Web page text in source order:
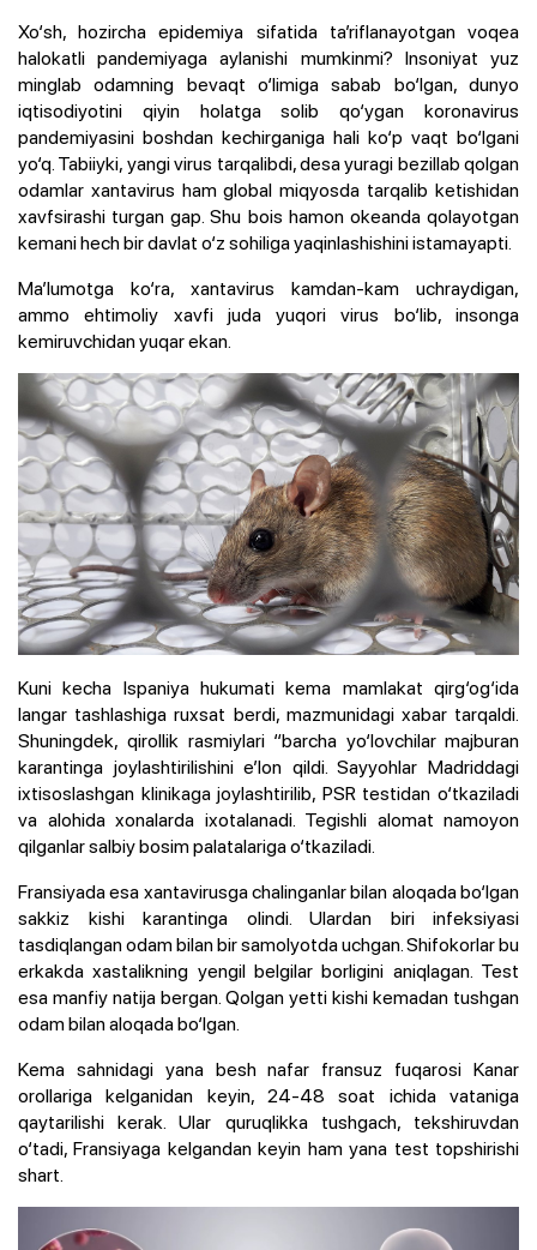
Xo‘sh, hozircha epidemiya sifatida ta’riflanayotgan voqea
halokatli pandemiyaga aylanishi mumkinmi? Insoniyat yuz
minglab odamning bevaqt o‘limiga sabab bo‘lgan, dunyo
iqtisodiyotini qiyin holatga solib qo‘ygan koronavirus
pandemiyasini boshdan kechirganiga hali ko‘p vaqt bo‘lgani
yo‘q. Tabiiyki, yangi virus tarqalibdi, desa yuragi bezillab qolgan
odamlar xantavirus ham global miqyosda tarqalib ketishidan
xavfsirashi turgan gap. Shu bois hamon okeanda qolayotgan
kemani hech bir davlat o‘z sohiliga yaqinlashishini istamayapti.
Ma’lumotga ko‘ra, xantavirus kamdan-kam uchraydigan,
ammo ehtimoliy xavfi juda yuqori virus bo‘lib, insonga
kemiruvchidan yuqar ekan.
Kuni kecha Ispaniya hukumati kema mamlakat qirg‘og‘ida
langar tashlashiga ruxsat berdi, mazmunidagi xabar tarqaldi.
Shuningdek, qirollik rasmiylari “barcha yo‘lovchilar majburan
karantinga joylashtirilishini e’lon qildi. Sayyohlar Madriddagi
ixtisoslashgan klinikaga joylashtirilib, PSR testidan o‘tkaziladi
va alohida xonalarda ixotalanadi. Tegishli alomat namoyon
qilganlar salbiy bosim palatalariga o‘tkaziladi.
Fransiyada esa xantavirusga chalinganlar bilan aloqada bo‘lgan
sakkiz kishi karantinga olindi. Ulardan biri infeksiyasi
tasdiqlangan odam bilan bir samolyotda uchgan. Shifokorlar bu
erkakda xastalikning yengil belgilar borligini aniqlagan. Test
esa manfiy natija bergan. Qolgan yetti kishi kemadan tushgan
odam bilan aloqada bo‘lgan.
Kema sahnidagi yana besh nafar fransuz fuqarosi Kanar
orollariga kelganidan keyin, 24-48 soat ichida vataniga
qaytarilishi kerak. Ular quruqlikka tushgach, tekshiruvdan
o‘tadi, Fransiyaga kelgandan keyin ham yana test topshirishi
shart.